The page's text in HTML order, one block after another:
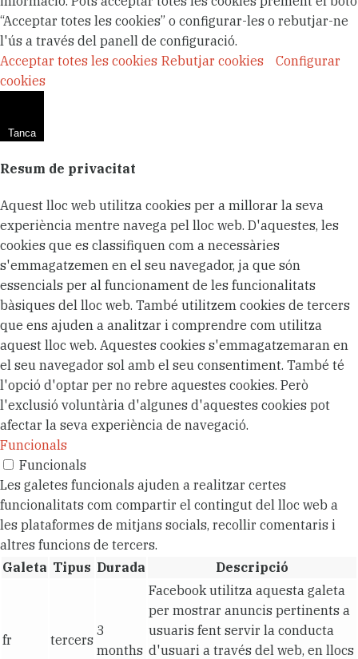
“Acceptar totes les cookies” o configurar-les o rebutjar-ne
l'ús a través del panell de configuració.
Acceptar totes les cookies Rebutjar cookies
Configurar
cookies
Tanca
Resum de privacitat
Aquest lloc web utilitza cookies per a millorar la seva
experiència mentre navega pel lloc web. D'aquestes, les
cookies que es classifiquen com a necessàries
s'emmagatzemen en el seu navegador, ja que són
essencials per al funcionament de les funcionalitats
bàsiques del lloc web. També utilitzem cookies de tercers
que ens ajuden a analitzar i comprendre com utilitza
aquest lloc web. Aquestes cookies s'emmagatzemaran en
el seu navegador sol amb el seu consentiment. També té
l'opció d'optar per no rebre aquestes cookies. Però
l'exclusió voluntària d'algunes d'aquestes cookies pot
afectar la seva experiència de navegació.
Funcionals
Funcionals
Les galetes funcionals ajuden a realitzar certes
funcionalitats com compartir el contingut del lloc web a
les plataformes de mitjans socials, recollir comentaris i
altres funcions de tercers.
Galeta Tipus Durada Descripció
fr tercers
3
months
Facebook utilitza aquesta galeta
per mostrar anuncis pertinents a
usuaris fent servir la conducta
d'usuari a través del web, en llocs